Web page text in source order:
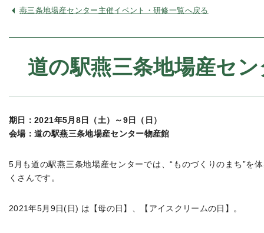
燕三条地場産センター主催イベント・研修一覧へ戻る
道の駅燕三条地場産セ
期日：2021年5月8日（土）～9日（日）
会場：道の駅燕三条地場産センター物産館
5月も道の駅燕三条地場産センターでは、“ものづくりのまち”を
くさんです。
2021年5月9日(日) は【母の日】、【アイスクリームの日】。